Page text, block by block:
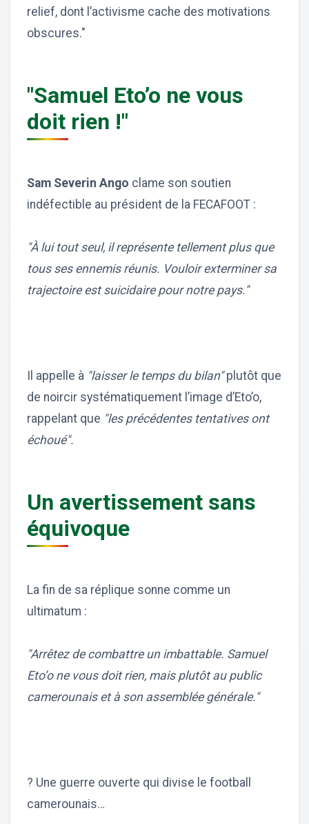
relief, dont l’activisme cache des motivations
obscures."
"Samuel Eto’o ne vous
doit rien !"
Sam Severin Ango clame son soutien
indéfectible au président de la FECAFOOT :
"À lui tout seul, il représente tellement plus que
tous ses ennemis réunis. Vouloir exterminer sa
trajectoire est suicidaire pour notre pays."
Il appelle à "laisser le temps du bilan"plutôt que
de noircir systématiquement l’image d’Eto’o,
rappelant que "les précédentes tentatives ont
échoué".
Un avertissement sans
équivoque
La fin de sa réplique sonne comme un
ultimatum :
"Arrêtez de combattre un imbattable. Samuel
Eto’o ne vous doit rien, mais plutôt au public
camerounais et à son assemblée générale."
? Une guerre ouverte qui divise le football
camerounais…